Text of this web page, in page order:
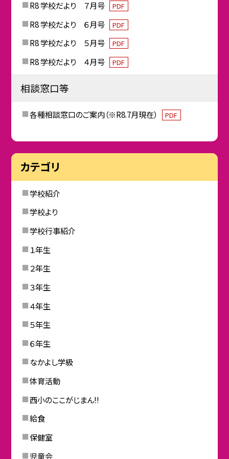
R8 学校だより ７月号 PDF
R8 学校だより ６月号 PDF
R8 学校だより ５月号 PDF
R8 学校だより ４月号 PDF
相談窓口等
各種相談窓口のご案内（※R8.7月現在） PDF
カテゴリ
学校紹介
学校より
学校行事紹介
１年生
２年生
３年生
４年生
５年生
６年生
なかよし学級
体育活動
西小のここがじまん!!
給食
保健室
児童会